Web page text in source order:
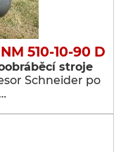
510-10-90 D
stroje
Schneider po